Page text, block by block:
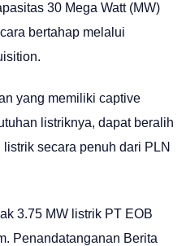
30 Mega Watt (MW)
bertahap melalui
yang memiliki captive
listriknya, dapat beralih
secara penuh dari PLN
3.75 MW listrik PT EOB
Penandatanganan Berita